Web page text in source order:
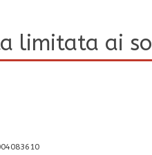
limitata ai